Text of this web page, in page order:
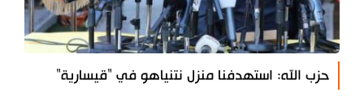
حزب الله: استهدفنا منزل نتنياهو في "قيسارية"